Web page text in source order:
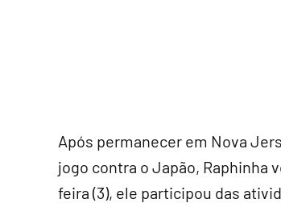
Após permanecer em Nova
jogo contra o Japão, Raphinha
feira (3), ele participou das